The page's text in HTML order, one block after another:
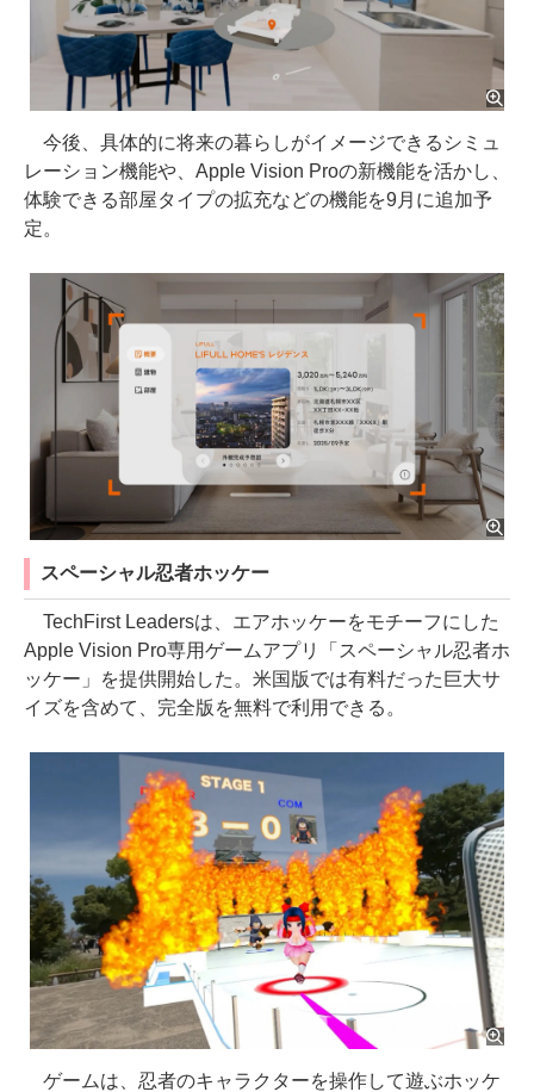
今後、具体的に将来の暮らしがイメージできるシミュ
レーション機能や、Apple Vision Proの新機能を活かし、
体験できる部屋タイプの拡充などの機能を9月に追加予
定。
スペーシャル忍者ホッケー
TechFirst Leadersは、エアホッケーをモチーフにした
Apple Vision Pro専用ゲームアプリ「スペーシャル忍者ホ
ッケー」を提供開始した。米国版では有料だった巨大サ
イズを含めて、完全版を無料で利用できる。
ゲームは、忍者のキャラクターを操作して遊ぶホッケ